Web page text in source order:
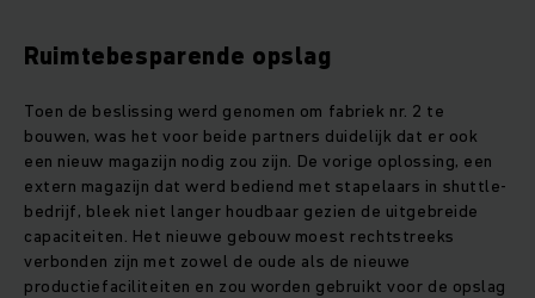
Ruimtebesparende opslag
Toen de beslissing werd genomen om fabriek nr. 2 te
bouwen, was het voor beide partners duidelijk dat er ook
een nieuw magazijn nodig zou zijn. De vorige oplossing, een
extern magazijn dat werd bediend met stapelaars in shuttle-
bedrijf, bleek niet langer houdbaar gezien de uitgebreide
capaciteiten. Het nieuwe gebouw moest rechtstreeks
verbonden zijn met zowel de oude als de nieuwe
productiefaciliteiten en zou worden gebruikt voor de opslag